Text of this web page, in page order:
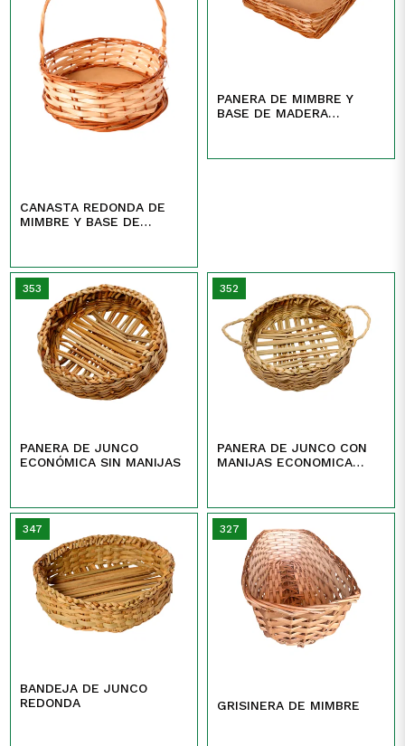
CANASTA REDONDA DE
MIMBRE Y BASE DE
PANERA DE MIMBRE Y
BASE DE MADERA
353
PANERA DE JUNCO
ECONÓMICA SIN MANIJAS
352
PANERA DE JUNCO CON
MANIJAS ECONOMICA
347
BANDEJA DE JUNCO
REDONDA
327
GRISINERA DE MIMBRE